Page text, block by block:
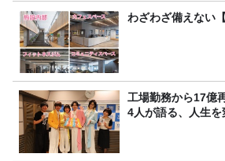
わざわざ備えない
工場勤務から17億
4人が語る、人生